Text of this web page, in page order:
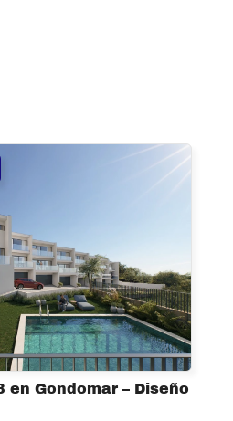
en Gondomar – Diseño